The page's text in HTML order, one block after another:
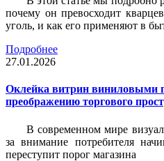
почему он превосходит
уголь, и как его применяют в
Подробнее
27.01.2026
Оклейка витрин виниловыми
преображению торгового
В современном мире
за внимание потребителя
переступит порог магазина